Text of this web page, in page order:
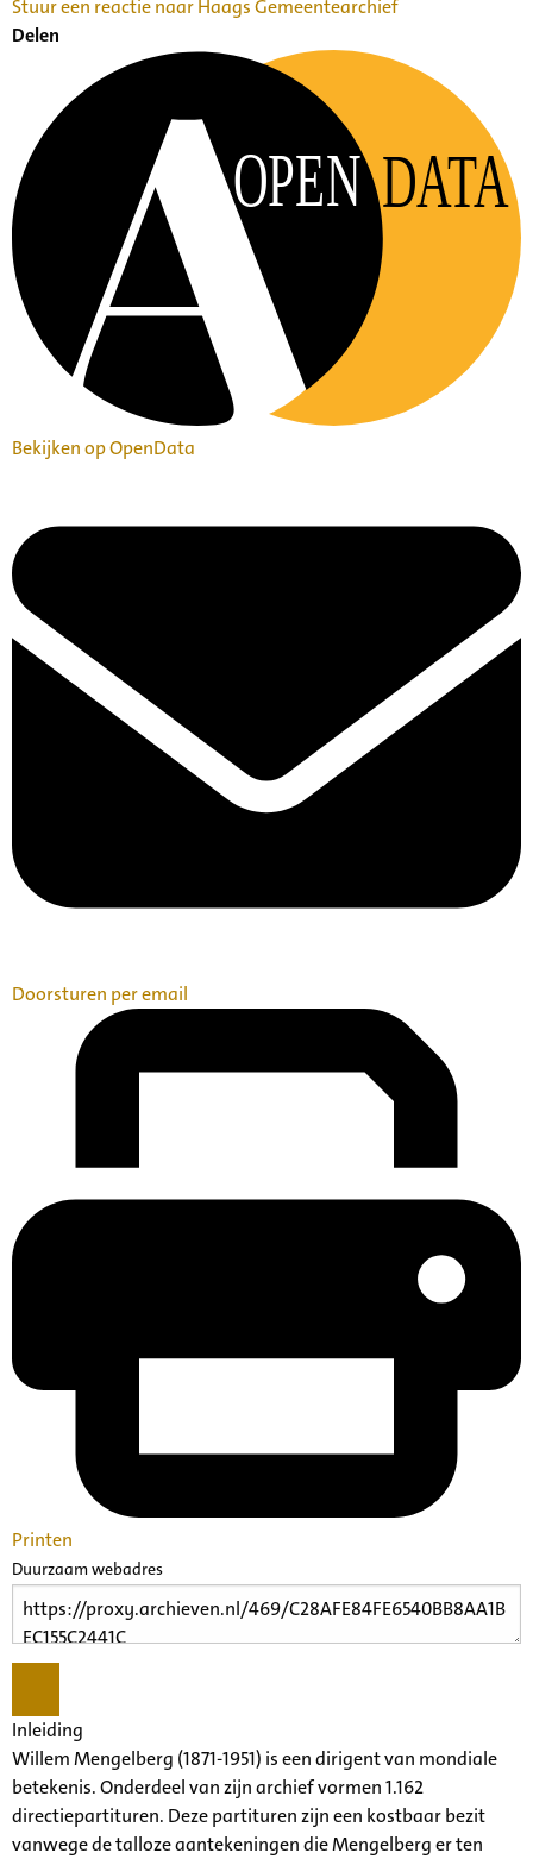
Stuur een reactie naar Haags Gemeentearchief
Delen
OPEN DATA
Bekijken op OpenData
Doorsturen per email
Printen
Duurzaam webadres
Inleiding
Willem Mengelberg (1871-1951) is een dirigent van mondiale
betekenis. Onderdeel van zijn archief vormen 1.162
directiepartituren. Deze partituren zijn een kostbaar bezit
vanwege de talloze aantekeningen die Mengelberg er ten